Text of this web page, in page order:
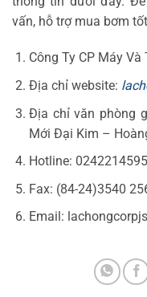
vấn, hỗ trợ mua bơm
Công Ty CP Máy
Địa chỉ website:
Địa chỉ văn phòng
Mới Đại Kim –
Hotline:
Fax: (84-24)3540
Email: